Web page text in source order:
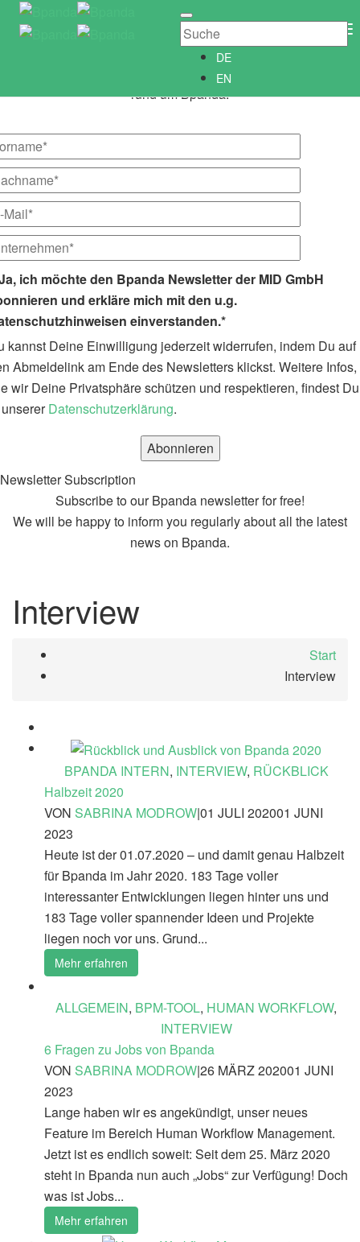
Newsletter abonnieren
Newsletter­anmeldung
Abonniere unseren kostenlosen Bpanda Newsletter!
Wir informieren Dich gerne regelmäßig über alle Neuigkeiten
rund um Bpanda.
ich möchte den Bpanda Newsletter der MID GmbH
und erkläre mich mit den u.g.
einverstanden.*
kannst Deine Einwilligung jederzeit widerrufen, indem Du auf
Abmeldelink am Ende des Newsletters klickst. Weitere Infos,
wir Deine Privatsphäre schützen und respektieren, findest Du
Datenschutzerklärung.
Newsletter Subscription
Subscribe to our Bpanda newsletter for free!
We will be happy to inform you regularly about all the latest
news on Bpanda.
DE
EN
Interview
Start
Interview
BPANDA INTERN, INTERVIEW, RÜCKBLICK
Halbzeit 2020
VON SABRINA MODROW|01 JULI 202001 JUNI
2023
Heute ist der 01.07.2020 – und damit genau Halbzeit
für Bpanda im Jahr 2020. 183 Tage voller
interessanter Entwicklungen liegen hinter uns und
183 Tage voller spannender Ideen und Projekte
liegen noch vor uns. Grund...
Mehr erfahren
ALLGEMEIN, BPM-TOOL, HUMAN WORKFLOW,
INTERVIEW
6 Fragen zu Jobs von Bpanda
VON SABRINA MODROW|26 MÄRZ 202001 JUNI
2023
Lange haben wir es angekündigt, unser neues
Feature im Bereich Human Workflow Management.
Jetzt ist es endlich soweit: Seit dem 25. März 2020
steht in Bpanda nun auch „Jobs“ zur Verfügung! Doch
was ist Jobs...
Mehr erfahren